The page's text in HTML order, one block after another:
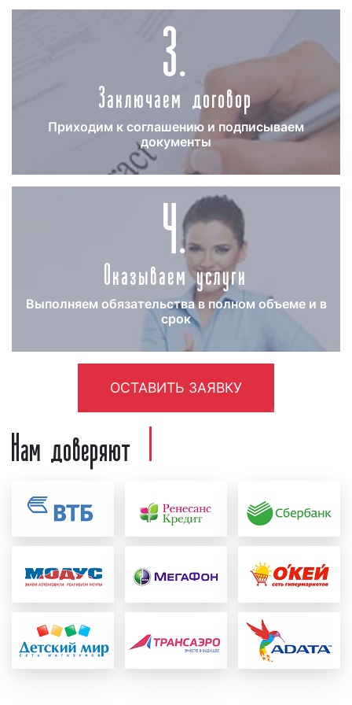
Необходимо отметить, что реклама на радио «Лайк
ФМ» тем эффективнее, чем длительнее период
выхода рекламных роликов в эфире радиостанции.
Поэтому, если вы хотите, чтобы реклама дала
отдачу, а денежные средства, вложенные в
рекламу на радио, оправдались, размещайте
рекламу в течение месяца и более.
Как разместить рекламу на радио
«Лайк ФМ»в Туапсе
Зачастую, наши клиенты спрашивают, как
разместить рекламу на радио «Лайк ФМ» в Туапсе?
Процесс размещения рекламы на радио «Лайк ФМ»
можно разделить на несколько этапов:
создание и проверка рекламного ролика:
перед тем, как запустить рекламу на радио,
необходимо создать рекламный материал, т.е.
и создан в нашей звукозаписывающей студии.
Для создания рекламного ролика нашими
специалистами рекламодатель должен
предоставить следующую информацию:
концепцию рекламы, примерный текст,
рекламодатель может предоставить иную
информацию, важную с его точки зрения.
После создания рекламный ролик
проверяется на соответствие требованиям
ФЗ «О рекламе». Ролик проверяется как
юристами нашей компании, так и юристами
радиостанции. При необходимости в
рекламный материал вносятся
соответствующие корректировки и
3.
Заключаем договор
Приходим к соглашению и подписываем
документы
4.
Оказываем услуги
Выполняем обязательства в полном объеме и в
срок
ОСТАВИТЬ ЗАЯВКУ
Нам доверяют